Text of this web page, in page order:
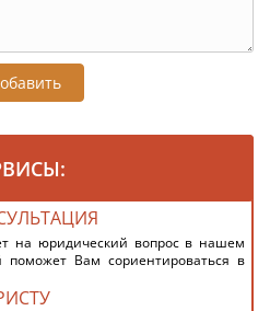
на юридический вопрос в нашем
поможет Вам сориентироваться в